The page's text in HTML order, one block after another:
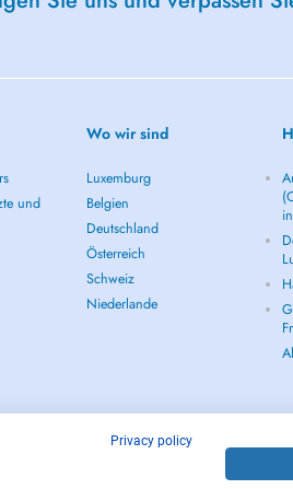
und
Wo wir sind
Luxemburg
Belgien
Deutschland
Österreich
Schweiz
Niederlande
Privacy policy